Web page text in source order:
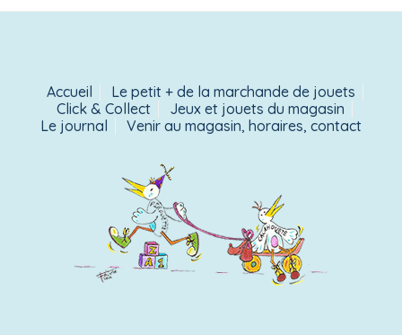
Accueil
Le petit + de la marchande de jouets
Click & Collect
Jeux et jouets du magasin
Le journal
Venir au magasin, horaires, contact